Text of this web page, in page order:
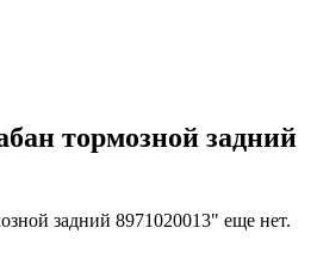
тормозной задний
задний 8971020013" еще нет.